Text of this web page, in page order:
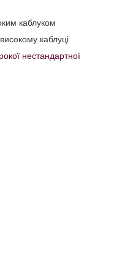
каблуком
каблуці
нестандартної